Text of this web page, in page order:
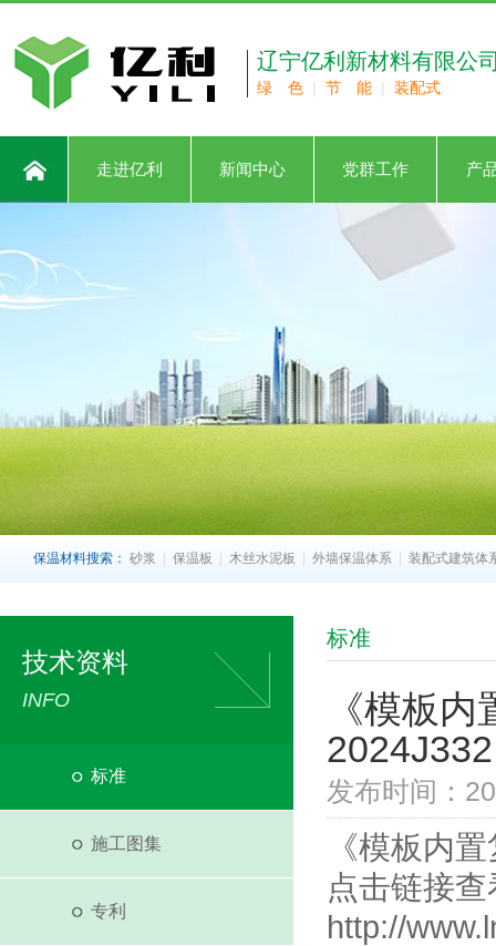
辽宁亿利新材料有限公
绿 色 | 节 能 | 装配式
走进亿利 新闻中心 党群工作 产
保温材料搜索： 砂浆 保温板 木丝水泥板 外墙保温体系 装配式建筑体
技术资料
INFO
标准
施工图集
专利
标准
《模板
2024J332
发布时间：
《模板内
点击链接
http://